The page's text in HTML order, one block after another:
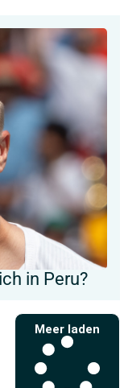
in Peru?
Meer laden